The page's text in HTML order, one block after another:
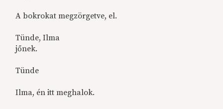
A bokrokat megzörgetve, el.
Tünde, Ilma
jőnek.
Tünde
Ilma, én itt meghalok.